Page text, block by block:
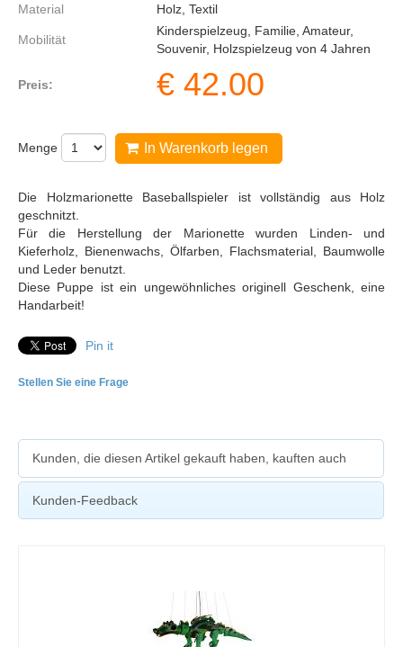
Material
Holz, Textil
Mobilität
Kinderspielzeug, Familie, Amateur,
Souvenir, Holzspielzeug von 4 Jahren
Preis: € 42.00
Menge In Warenkorb legen
Die Holzmarionette Baseballspieler ist vollständig aus Holz
geschnitzt.
Für die Herstellung der Marionette wurden Linden- und
Kieferholz, Bienenwachs, Ölfarben, Flachsmaterial, Baumwolle
und Leder benutzt.
Diese Puppe ist ein ungewöhnliches originell Geschenk, eine
Handarbeit!
Pin it
Stellen Sie eine Frage
Kunden, die diesen Artikel gekauft haben, kauften auch
Kunden-Feedback